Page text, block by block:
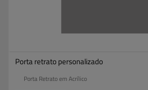
Porta retrato personalizado
Porta Retrato em Acrílico